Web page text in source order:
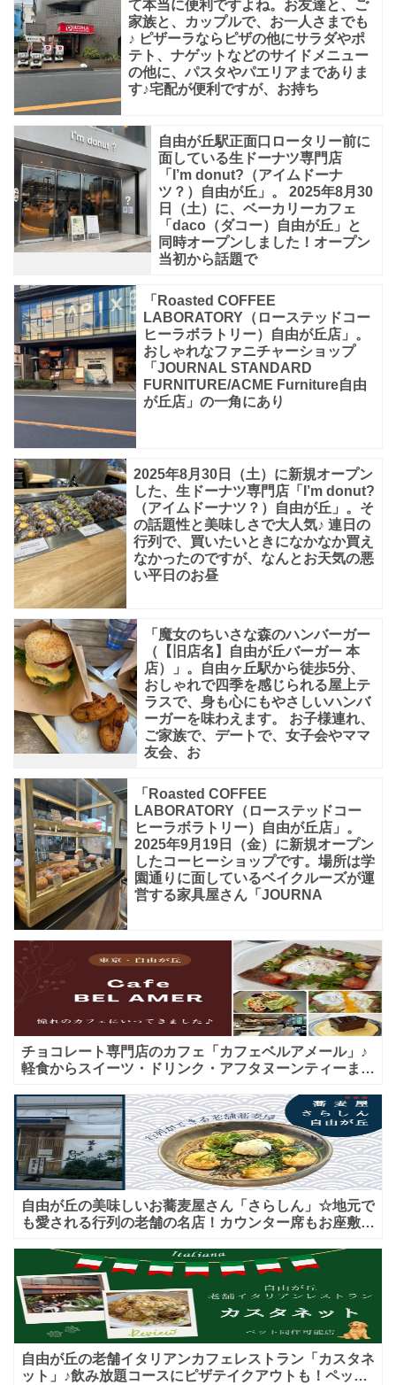
に
も
か
て本当に便利ですよね。お友達と、ご
家族と、カップルで、お一人さまでも
♪ ピザーラならピザの他にサラダやポ
テト、ナゲットなどのサイドメニュー
の他に、パスタやパエリアまでありま
す♪宅配が便利ですが、お持ち
自由が丘駅正面口ロータリー前に
面している生ドーナツ専門店
「I’m donut?（アイムドーナ
ツ？）自由が丘」。 2025年8月30
日（土）に、ベーカリーカフェ
「daco（ダコー）自由が丘」と
同時オープンしました！オープン
当初から話題で
「Roasted COFFEE
LABORATORY（ローステッドコー
ヒーラボラトリー）自由が丘店」。
おしゃれなファニチャーショップ
「JOURNAL STANDARD
FURNITURE/ACME Furniture自由
が丘店」の一角にあり
2025年8月30日（土）に新規オープン
した、生ドーナツ専門店「I’m donut?
（アイムドーナツ？）自由が丘」。そ
の話題性と美味しさで大人気♪ 連日の
行列で、買いたいときになかなか買え
なかったのですが、なんとお天気の悪
い平日のお昼
「魔女のちいさな森のハンバーガー
（【旧店名】自由が丘バーガー 本
店）」。自由ヶ丘駅から徒歩5分、
おしゃれで四季を感じられる屋上テ
ラスで、身も心にもやさしいハンバ
ーガーを味わえます。 お子様連れ、
ご家族で、デートで、女子会やママ
友会、お
「Roasted COFFEE
LABORATORY（ローステッドコー
ヒーラボラトリー）自由が丘店」。
2025年9月19日（金）に新規オープン
したコーヒーショップです。場所は学
園通りに面しているベイクルーズが運
営する家具屋さん「JOURNA
チョコレート専門店のカフェ「カフェベルアメール」♪
軽食からスイーツ・ドリンク・アフタヌーンティーまで
自由が丘の美味しいお蕎麦屋さん「さらしん」☆地元で
も愛される行列の老舗の名店！カウンター席もお座敷も
自由が丘の老舗イタリアンカフェレストラン「カスタネ
ット」♪飲み放題コースにピザテイクアウトも！ペット